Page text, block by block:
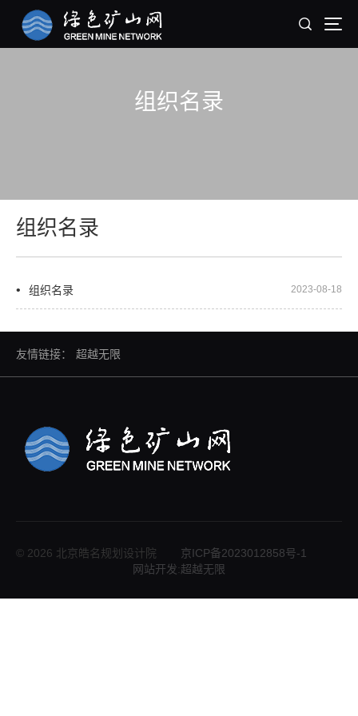
组织名录
组织名录
组织名录 2023-08-18
友情链接： 超越无限
© 2026 北京皓名规划设计院
京ICP备2023012858号-1
网站开发:超越无限